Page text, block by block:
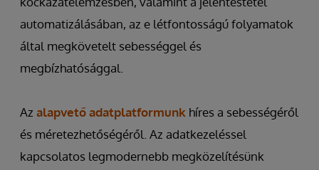
automatizálásában, az e létfontosságú folyamatok
által megkövetelt sebességgel és
megbízhatósággal.
Az alapvető adatplatformunk híres a sebességéről
és méretezhetőségéről. Az adatkezeléssel
kapcsolatos legmodernebb megközelítésünk